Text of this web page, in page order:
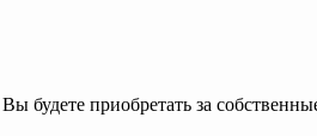
будете приобретать за